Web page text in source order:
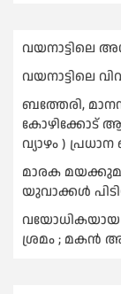
വയനാട്ടിലെ
വയനാട്ടിലെ
ബത്തേരി,
കോഴിക്കോട്
വ്യാഴം )
മാരക
യുവാക്കള്‍
ശ്രമം ; മകന്‍